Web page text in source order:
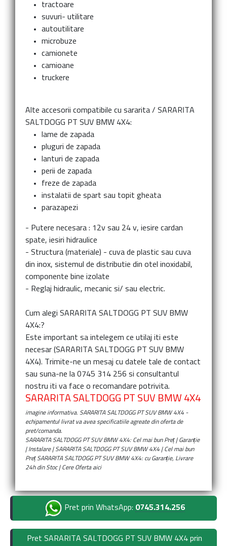
tractoare
suvuri- utilitare
autoutilitare
microbuze
camionete
camioane
truckere
Alte accesorii compatibile cu sararita / SARARITA
SALTDOGG PT SUV BMW 4X4:
lame de zapada
pluguri de zapada
lanturi de zapada
perii de zapada
freze de zapada
instalatii de spart sau topit gheata
parazapezi
- Putere necesara : 12v sau 24 v, iesire cardan
spate, iesiri hidraulice
- Structura (materiale) - cuva de plastic sau cuva
din inox, sistemul de distributie din otel inoxidabil,
componente bine izolate
- Reglaj hidraulic, mecanic si/ sau electric.
Cum alegi SARARITA SALTDOGG PT SUV BMW
4X4:?
Este important sa intelegem ce utilaj iti este
necesar (SARARITA SALTDOGG PT SUV BMW
4X4). Trimite-ne un mesaj cu datele tale de contact
sau suna-ne la 0745 314 256 si consultantul
nostru iti va face o recomandare potrivita.
SARARITA SALTDOGG PT SUV BMW 4X4
imagine informativa. SARARITA SALTDOGG PT SUV BMW 4X4 -
echipamentul livrat va avea specificatiile agreate din oferta de
pret/comanda.
SARARITA SALTDOGG PT SUV BMW 4X4: Cel mai bun Preț | Garanție
| Instalare | SARARITA SALTDOGG PT SUV BMW 4X4 | Cel mai bun
Preț SARARITA SALTDOGG PT SUV BMW 4X4: cu Garanție, Livrare
24h din Stoc | Cere Oferta aici
Pret prin WhatsApp: 0745.314.256
Pret SARARITA SALTDOGG PT SUV BMW 4X4 prin